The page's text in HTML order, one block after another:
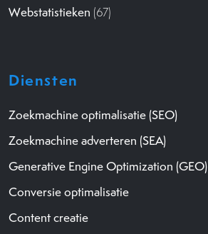
Webstatistieken (67)
Diensten
Zoekmachine optimalisatie (SEO)
Zoekmachine adverteren (SEA)
Generative Engine Optimization (GEO)
Conversie optimalisatie
Content creatie